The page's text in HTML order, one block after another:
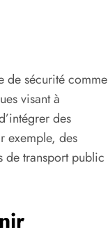
de sécurité comme
visant à
des
exemple, des
de transport public